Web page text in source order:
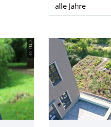
Jahr auswählen
© TUD